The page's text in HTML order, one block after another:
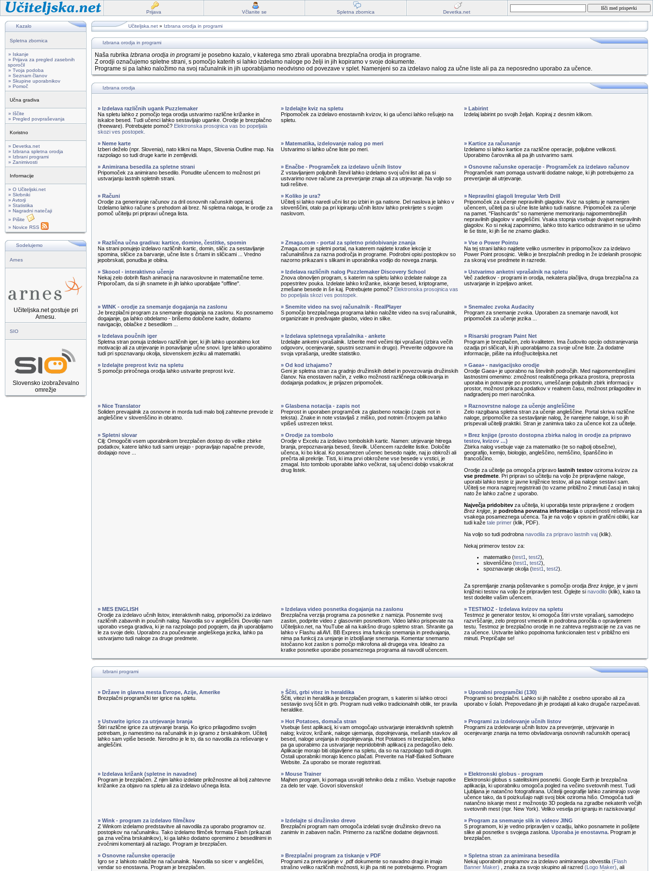
Prijava Včlanite se Spletna zbornica Devetka.net
Kazalo
Spletna zbornica
» Iskanje
» Prijava za pregled zasebnih
sporočil
» Tvoja podoba
» Seznam članov
» Skupine uporabnikov
» Pomoč
Učna gradiva
» Iščite
» Pregled povpraševanja
Koristno
» Devetka.net
» Izbrana spletna orodja
» Izbrani programi
» Zanimivosti
Informacije
» O Učiteljski.net
» Skrbniki
» Avtorji
» Statistika
» Nagradni natečaji
» Pišite
» Novice RSS
Sodelujemo
Arnes
Učiteljska.net gostuje pri
Arnesu.
SIO
Slovensko izobraževalno
omrežje
Učiteljska.net » Izbrana orodja in programi
Izbrana orodja in programi
Naša rubrika Izbrana orodja in programi je posebno kazalo, v katerega smo zbrali uporabna brezplačna orodja in programe.
Z orodji označujemo spletne strani, s pomočjo katerih si lahko izdelamo naloge po želji in jih kopiramo v svoje dokumente.
Programe si pa lahko naložimo na svoj računalnik in jih uporabljamo neodvisno od povezave v splet. Namenjeni so za izdelavo nalog za učne liste ali pa za neposredno uporabo za učence.
Izbrana orodja
» Izdelava različnih ugank Puzzlemaker
Na spletu lahko z pomočjo tega orodja ustvarimo različne križanke in
iskalce besed. Tudi učenci lahko sestavljajo uganke. Orodje je brezplačno
(freeware). Potrebujete pomoč? Elektronska prosojnica vas bo popeljala
skozi ves postopek.
» Izdelajte kviz na spletu
Pripomoček za izdelavo enostavnih kvizov, ki ga učenci lahko rešujejo na
spletu.
» Labirint
Izdelaj labirint po svojih željah. Kopiraj z desnim klikom.
» Neme karte
Izberi deželo (npr. Slovenia), nato klikni na Maps, Slovenia Outline map. Na
razpolago so tudi druge karte in zemljevidi.
» Matematika, izdelovanje nalog po meri
Ustvarimo si lahko učne liste po meri.
» Kartice za računanje
Izdelamo si lahko kartice za različne operacije, poljubne velikosti.
Uporabimo čarovnika ali pa jih ustvarimo sami.
» Animirana besedila za spletne strani
Pripomoček za animirano besedilo. Ponudite učencem to možnost pri
ustvarjanju lastnih spletnih strani.
» Enačbe - Programček za izdelavo učnih listov
Z vstavljanjem poljubnih števil lahko izdelamo svoj učni list ali pa si
ustvarimo nove račune za preverjanje znaja ali za utrjevanje. Na voljo so
tudi rešitve.
» Osnovne računske operacije - Programček za izdelavo računov
Programček nam pomaga ustvariti dodatne naloge, ki jih potrebujemo za
preverjanje ali utrjevanje.
» Računi
Orodje za generiranje računov za dril osnovnih računskih operacij.
Izdelamo lahko račune s prehodom ali brez. Ni spletna naloga, le orodje za
pomoč učitelju pri pripravi učnega lista.
» Koliko je ura?
Učitelj si lahko naredi učni list po izbiri in ga natisne. Del naslova je lahko v
slovenščini, otalo pa pri kipiranju učnih listov lahko prekrijete s svojim
naslovom.
» Nepravilni glagoli Irregular Verb Drill
Pripomoček za učenje nepravilnih glagolov. Kviz na spletu je namenjen
učencem, učitelj pa si učne liste lahko tudi natisne. Pripomoček za učenje
na pamet. "Flashcards" so namenjene memoriranju najpomembnejših
nepravilnih glagolov v angleščini. Vsaka stopnja vsebuje dvajset nepravilnih
glagolov. Ko si nekaj zapomnimo, lahko tisto kartico odstranimo in se učimo
le še tiste, ki jih še ne znamo gladko.
» Različna učna gradiva: kartice, domine, čestitke, spomin
Na strani ponujejo izdelavo različnih kartic, domin, sličic za sestavljanje
spomina, sličice za barvanje, učne liste s črtami in sličicami ... Vredno
jepobrskati, ponudba je obilna.
» Zmaga.com - portal za spletno pridobivanje znanja
Zmaga.com je spletni portal, na katerem najdete kratke lekcije iz
računalništva za razna področja in programe. Podrobni opisi postopkov so
nazorno prikazani s slikami in uporabnika vodijo do novega znanja.
» Vse o Power Pointu
Na tej strani lahko najdete veliko usmeritev in pripomočkov za izdelavo
Power Point prosojnic. Veliko je brezplačnih predlog in že izdelanih prosojnic
za skoraj vse predmete in razrede.
» Skoool - interaktivno učenje
Nekaj zelo dobrih flash animacij na naravoslovne in matematične teme.
Priporočam, da si jih snamete in jih lahko uporabljate "offline".
» Izdelava različnih nalog Puzzlemaker Discovery School
Znova obnovljen program, s katerim na spletu lahko izdelate naloge za
popestritev pouka. Izdelate lahko križanke, iskanje besed, kriptograme,
zmešane besede in še kaj. Potrebujete pomoč? Elektronska prosojnica vas
bo popeljala skozi ves postopek.
» Ustvarimo anketni vprašalnik na spletu
Več zadetkov - programi in orodja, nekatera plačljiva, druga brezplačna za
ustvarjanje in izpeljavo anket.
» WINK - orodje za snemanje dogajanja na zaslonu
Je brezplačni program za snemanje dogajanja na zaslonu. Ko posnamemo
dogajanje, ga lahko obdelamo - brišemo določene kadre, dodamo
navigacijo, oblačke z besedilom ...
» Snemite video na svoj računalnik - RealPlayer
S pomočjo brezplačnega programa lahko naložite video na svoj računalnik,
organizirate in predvajate glasbo, video in slike.
» Snemalec zvoka Audacity
Program za snemanje zvoka. Uporaben za snemanje navodil, kot
pripomoček za učenje jezika ...
» Izdelava poučnih iger
Spletna stran ponuja izdelavo različnih iger, ki jih lahko uporabimo kot
motivacijo ali za utrjevanje in ponavljanje učne snovi. Igre lahko uporabimo
tudi pri spoznavanju okolja, slovenskem jeziku ali matematiki.
» Izdelava spletnega vprašalnika - ankete
Izdelajte anketni vprašalnik. Izberite med večimi tipi vprašanj (izbira večih
odgovorv, ocenjevanje, spustni seznami in drugo). Preverite odgovore na
svoja vprašanja, uredite statistiko.
» Risarski program Paint Net
Program je brezplačen, zelo kvaliteten. Ima čudovito opcijo odstranjevanja
ozadja pri sličicah, ki jih uporabljamo za svoje učne liste. Za dodatne
informacije, pišite na info@uciteljska.net
» Izdelajte preprost kviz na spletu
S pomočjo priročnega orodja lahko ustvarite preprost kviz.
» Od kod izhajamo?
Geni je spletna stran za gradnjo družinskih debel in povezovanja družinskih
članov. Na enostaven način, z veliko možnosti različnega oblikovanja in
dodajanja podatkov, je prijazen pripomoček.
» Gaea+ - navigacijsko orodje
Orodje Gaea+ je uporabno na številnih področjih. Med najpomembnejšimi
lastnostmi omenimo: zmožnost realističnega prikaza prostora, preprosta
uporaba in potovanje po prostoru, umeščanje poljubnih zbirk informacij v
prostor, možnost prikaza podatkov v realnem času, možnost prilagoditev in
nadgradenj po meri naročnika.
» Nice Translator
Soliden prevajalnik za osnovne in morda tudi malo bolj zahtevne prevode iz
angleščine v slovenščino in obratno.
» Glasbena notacija - zapis not
Preprost in uporaben programček za glasbeno notacijo (zapis not in
teksta). Znake in note vstavljaš z miško, pod notnim črtovjem pa lahko
vpišeš ustrezen tekst.
» Raznovrstne naloge za učenje angleščine
Zelo razgibana spletna stran za učenje angleščine. Portal skriva različne
naloge, pripomočke za sestavljanje nalog, že narejene naloge, ki so jih
prispevali učitelji praktiki. Stran je zanimiva tako za učence kot za učitelje.
» Spletni slovar
Cilj: Omogočiti vsem uporabnikom brezplačen dostop do velike zbirke
podatkov, katere lahko tudi sami urejajo - popravljajo napačne prevode,
dodajajo nove ...
» Orodje za tombolo
Orodje v Excelu za izdelavo tombolskih kartic. Namen: utrjevanje hitrega
branja, prepoznavanja besed, številk. Učencem razdelite listke. Določite
učenca, ki bo klical. Ko posamezen učenec besedo najde, naj jo obkroži ali
prečrta ali prekrije. Tisti, ki ima prvi obkrožene vse besede v vrstici, je
zmagal. Isto tombolo uporabite lahko večkrat, saj učenci dobijo vsakokrat
drug listek.
» Brez knjige (prosto dostopna zbirka nalog in orodje za pripravo
testov, kvizov …)
Zbirka nalog vsebuje vaje za matematiko (te so najbolj obsežne),
geografijo, kemijo, biologijo, angleščino, nemščino, španščino in
francoščino.
Orodje za učitelje pa omogoča pripravo lastnih testov oziroma kvizov za
vse predmete . Pri pripravi so učitelju na voljo že pripravljene naloge,
uporabi lahko teste iz javne knjižnice testov, ali pa naloge sestavi sam.
Učitelj se mora najprej registrirati (to vzame približno 2 minuti časa) in takoj
nato že lahko začne z uporabo.
Največja pridobitev za učitelja, ki uporablja teste pripravljene z orodjem
Brez knjige , je podrobna povratna informacija o uspešnosti reševanja za
vsakega posameznega učenca. Ta je na voljo v opisni in grafični obliki, kar
tudi kaže tale primer (klik, PDF).
Na voljo so tudi podrobna navodila za pripravo lastnih vaj (klik).
Nekaj primerov testov za:
matematiko (test1 test2),
slovenščino (test1 test2),
spoznavanje okolja (test1 test2).
Za spremljanje znanja poštevanke s pomočjo orodja Brez knjige , je v javni
knjižnici testov na voljo že pripravljen test. Oglejte si navodilo (klik), kako ta
test dodelite vašim učencem.
» MES ENGLISH
Orodje za izdelavo učnih listov, interaktivnih nalog, pripomočki za izdelavo
različnih zabavnih in poučnih nalog. Navodila so v angleščini. Dovolijo nam
uporabo vsega gradiva, ki je na razpolago pod pogojem, da jih uporabljamo
le za svoje delo. Uporabno za poučevanje angleškega jezika, lahko pa
ustvarjamo tudi naloge za druge predmete.
» Izdelava video posnetka dogajanja na zaslonu
Brezplačna verzija programa za posnetke z namizja. Posnemite svoj
zaslon, podprite video z glasovnim posnetkom. Video lahko prispevate na
Učiteljsko.net, na YouTube ali na kakšno drugo spletno stran. Shranite ga
lahko v Flashu ali AVI. BB Express ima funkcijo snemanja in predvajanja,
nima pa funkcij za urejanje in izboljšanje snemanja. Komentar snemamo
istočasno kot zaslon s pomočjo mikrofona ali drugega vira. Idealno za
kratke posnetke uporabe posameznega programa ali navodil učencem.
» TESTMOZ - Izdelava kvizov na spletu
Testmoz je generator testov, ki omogoča štiri vrste vprašanj, samodejno
razvrščanje, zelo preprost vmesnik in podrobna poročila o opravljenem
testu. Testmoz je brezplačno orodje in ne zahteva registracije ne za vas ne
za učence. Ustvarite lahko popolnoma funkcionalen test v približno eni
minuti. Prepričajte se!
Izbrani programi
» Države in glavna mesta Evrope, Azije, Amerike
Brezplačni programčki ter igrice na spletu.
» Ščiti, grbi vitez in heraldika
Ščiti, vitezi in heraldika je brezplačen program, s katerim si lahko otroci
sestavijo svoj ščit in grb. Program nudi veliko tradicionalnih oblik, ter pravila
heraldike.
» Uporabni programčki (130)
Programi so brezplačni. Lahko si jih naložite z osebno uporabo ali za
uporabo v šolah. Prepovedano jih je prodajati ali kako drugače razpečavati.
» Ustvarite igrico za utrjevanje branja
Štiri različne igrice za utrjevanje branja. Ko igrico prilagodimo svojim
potrebam, jo namestimo na računalnik in jo igramo z brskalnikom. Učitelj
lahko sam vpiše besede. Nerodno je le to, da so navodila za reševanje v
angleščini.
» Hot Potatoes, domača stran
Vsebuje šest aplikacij, ki vam omogočajo ustvarjanje interaktivnih spletnih
nalog; kvizov, križank, naloge ujemanja, dopolnjevanja, mešanih stavkov ali
besed, naloge urejanja in dopolnjevanja. Hot Potatoes ni brezplačen, lahko
pa ga uporabimo za ustvarjanje nepridobitnih aplikacij za pedagoško delo.
Aplikacije morajo biti objavljene na spletu, da so na razpolago tudi drugim.
Ostali uporabniki morajo licenco plačati. Preverite na Half-Baked Software
Website. Za uporabo se morate registrirati.
» Programi za izdelovanje učnih listov
Programi za izdelovanje učnih listov za preverjenje, utrjevanje in
ocenjevanje znanja na temo obvladovanja osnovnih računskih operacij
» Izdelava križank (spletne in navadne)
Program je brezplačen. Z njim lahko izdelate priložnostne ali bolj zahtevne
križanke za objavo na spletu ali za izdelavo učnega lista.
» Mouse Trainer
Majhen program, ki pomaga usvojiti tehniko dela z miško. Vsebuje napotke
za delo ter vaje. Govori slovensko!
» Elektronski globus - program
Elektronski globus s satelitskimi posnetki. Google Earth je brezplačna
aplikacija, ki uporabniku omogoča pogled na večino svetovnih mest. Tudi
Ljubljana je natančno fotografirana. Učitelji geografije lahko zanimirajo svoje
učence tako, da ti poizkušajo najti svoj blok oziroma hišo. Omogoča tudi
natančno iskanje mest z možnostjo 3D pogleda na zgradbe nekaterih večjih
svetovnih mest (npr. New York). Veliko veselja pri igranju in raziskovanju!
» Wink - program za izdelavo filmčkov
Z Winkom izdelamo predstavitve ali navodila za uporabo programov oz.
postopkov na računalniku. Tako izdelamo filmček formata Flash (prikazati
ga zna večina brskalnikov), ki ga lahko dodatno opremimo z besedilnimi in
zvočnimi komentarji ali razlago. Program je brezplačen.
» Izdelajte si družinsko drevo
Brezplačni program nam omogoča izdelati svoje družinsko drevo na
zanimiv in zabaven način. Primerno za različne dodatne dejavnosti.
» Program za snemanje slik in videov JING
S programom, ki je vedno pripravljen v ozadju, lahko posnamete in pošljete
slike ali posnetke s svojega zaslona. Uporaba je enostavna. Program je
brezplačen.
» Osnovne računske operacije
Igro se z lahkoto naložite na računalnik. Navodila so sicer v angleščini,
vendar so enostavna. Program je brezplačen.
» Brezplačni program za tiskanje v PDF
Programi za pretvarjanje v .pdf dokumente so navadno dragi in imajo
strašno veliko različnih možnosti, ki jih pa niti ne potrebujemo. Program
» Spletna stran za animirana besedila
Nekaj uporabnih programov za izdelavo animiranega obvestila (Flash
Banner Maker) , znaka za svojo skupino ali razred (Logo Maker) , ali